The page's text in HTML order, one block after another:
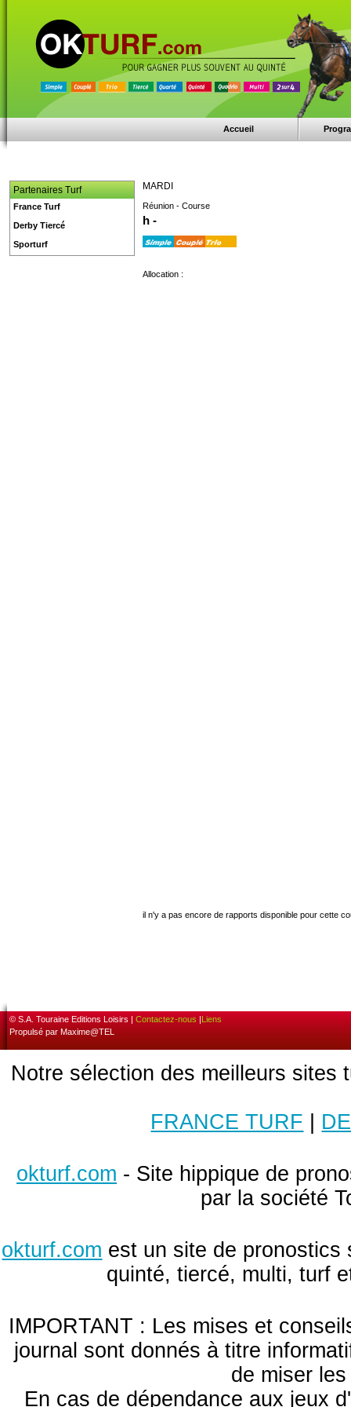
Accueil
MARDI
Réunion - Course
h -
Allocation :
il n'y a pas encore de rapports disponible pour cette
Partenaires Turf
France Turf
Derby Tiercé
Sporturf
© S.A. Touraine Editions Loisirs | Contactez-nous |Liens
Propulsé par Maxime@TEL
Notre sélection des meilleurs sites
FRANCE TURF
okturf.com - Site hippique de
par la société
okturf.com est un site de pronostics
quinté, tiercé, multi, turf
IMPORTANT : Les mises et
journal sont donnés à titre
de miser
En cas de dépendance aux jeux